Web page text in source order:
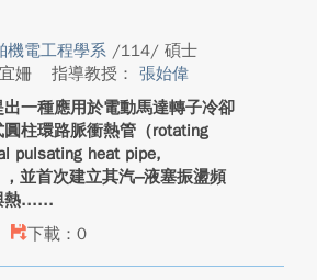
機電工程學系 /114/ 碩士
姍
指導教授： 張始偉
出一種應用於電動馬達轉子冷卻
圓柱環路脈衝熱管（rotating
pulsating heat pipe,
，並首次建立其汽–液塞振盪頻
熱...
下載：0